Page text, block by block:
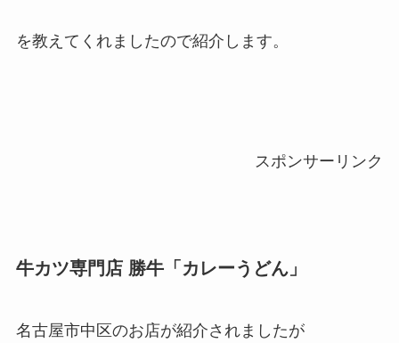
を教えてくれましたので紹介します。
スポンサーリンク
牛カツ専門店 勝牛「カレーうどん」
名古屋市中区のお店が紹介されましたが